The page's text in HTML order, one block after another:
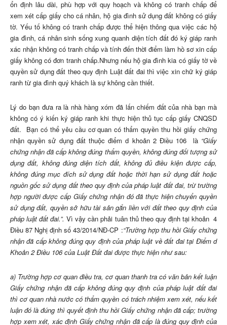
ổn định lâu dài, phù hợp với quy hoạch và không có tranh chấp để
xem xét cấp giấy cho cá nhân, hộ gia đình sử dụng đất không có giấy
tờ. Yếu tố không có tranh chấp được thể hiện thông qua việc các hộ
gia đình, cá nhân sinh sống xung quanh diện tích đất đó ký giáp ranh
xác nhận không có tranh chấp và tính đến thời điểm làm hồ sơ xin cấp
giấy không có đơn tranh chấp.Nhưng nếu hộ gia đình kia có giấy tờ về
quyền sử dụng đất theo quy định Luật đất đai thì việc xin chữ ký giáp
ranh từ gia đình quý khách là sự không cần thiết.
Lý do bạn đưa ra là nhà hàng xóm đã lấn chiếm đất của nhà bạn mà
không có ý kiến ký giáp ranh khi thực hiện thủ tục cấp giấy CNQSD
đất. Bạn có thể yêu cầu cơ quan có thẩm quyền thu hồi giấy chứng
nhận quyền sử dụng đất thuộc điểm d khoản 2 Điều 106 là “Giấy
chứng nhận đã cấp không đúng thẩm quyền, không đúng đối tượng sử
dụng đất, không đúng diện tích đất, không đủ điều kiện được cấp,
không đúng mục đích sử dụng đất hoặc thời hạn sử dụng đất hoặc
nguồn gốc sử dụng đất theo quy định của pháp luật đất đai, trừ trường
hợp người được cấp Giấy chứng nhận đó đã thực hiện chuyển quyền
sử dụng đất, quyền sở hữu tài sản gắn liền với đất theo quy định của
pháp luật đất đai.”.Vì vậy cần phải tuân thủ theo quy định tại khoản 4
Điều 87 Nghị định số 43/2014/NĐ-CP :“Trường hợp thu hồi Giấy chứng
nhận đã cấp không đúng quy định của pháp luật về đất đai tại Điểm d
Khoản 2 Điều 106 của Luật Đất đai được thực hiện như sau:
a) Trường hợp cơ quan điều tra, cơ quan thanh tra có văn bản kết luận
Giấy chứng nhận đã cấp không đúng quy định của pháp luật đất đai
thì cơ quan nhà nước có thẩm quyền có trách nhiệm xem xét, nếu kết
luận đó là đúng thì quyết định thu hồi Giấy chứng nhận đã cấp; trường
hợp xem xét, xác định Giấy chứng nhận đã cấp là đúng quy định của